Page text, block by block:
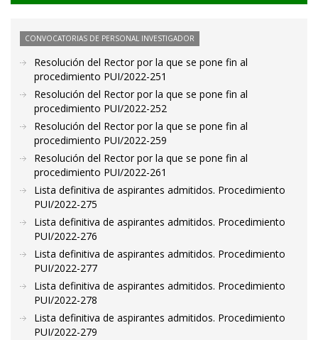
CONVOCATORIAS DE PERSONAL INVESTIGADOR
Resolución del Rector por la que se pone fin al
procedimiento PUI/2022-251
Resolución del Rector por la que se pone fin al
procedimiento PUI/2022-252
Resolución del Rector por la que se pone fin al
procedimiento PUI/2022-259
Resolución del Rector por la que se pone fin al
procedimiento PUI/2022-261
Lista definitiva de aspirantes admitidos. Procedimiento
PUI/2022-275
Lista definitiva de aspirantes admitidos. Procedimiento
PUI/2022-276
Lista definitiva de aspirantes admitidos. Procedimiento
PUI/2022-277
Lista definitiva de aspirantes admitidos. Procedimiento
PUI/2022-278
Lista definitiva de aspirantes admitidos. Procedimiento
PUI/2022-279